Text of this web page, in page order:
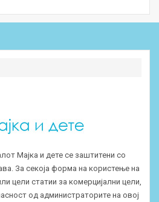
Мајка и дете се заштитени со
За секоја форма на користење на
цели статии за комерцијални цели,
од администраторите на овој